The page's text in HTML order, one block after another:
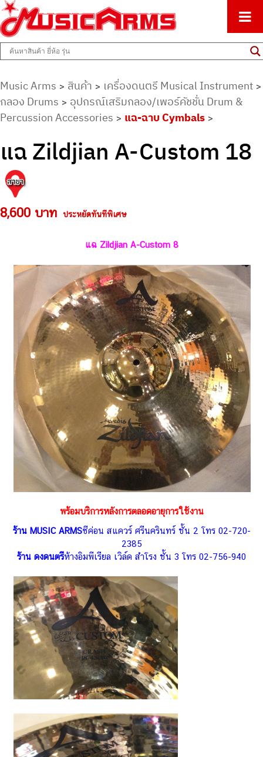
Music Arms
ศูนย์รวมครื่องดนตรีทุกชนิด ตั้งแต่เริ่มต้นถึงมืออาชีพ
Music Arms > สินค้า > เครื่องดนตรี Musical Instrument >
กลอง Drums > อุปกรณ์เสริมกลอง/เพอร์คัชชั่น Drum &
Percussion Accessories > แฉ-ฉาบ Cymbals >
แฉ Zildjian A-Custom 18
8,600 บาท ประหยัดทันทีพิเศษ
แฉ Zildjian A-Custom 8
พร้อมบริการหลังการตลอดอายุการใช้งาน
ร้าน MUSIC ARMSซีค่อน สแควร์ ศรีนครินทร์ ชั้น 2 โทร 02-720-
2385
ร้าน ดงดนตรีห้างอิมพีเรียล เวิล์ด สำโรง ชั้น 3 โทร 02-756-940